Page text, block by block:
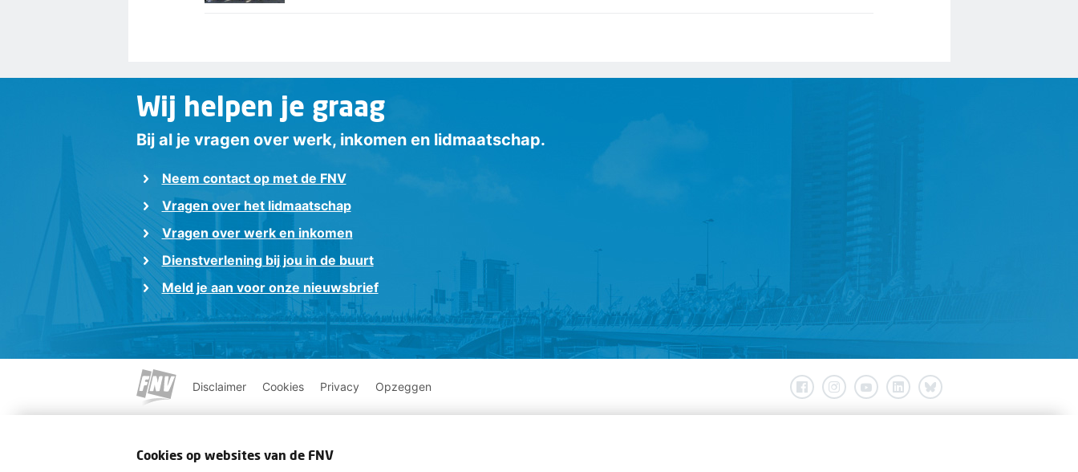
Wij helpen je graag
Bij al je vragen over werk, inkomen en lidmaatschap.
Neem contact op met de FNV
Vragen over het lidmaatschap
Vragen over werk en inkomen
Dienstverlening bij jou in de buurt
Meld je aan voor onze nieuwsbrief
Disclaimer Cookies Privacy Opzeggen
Cookies op websites van de FNV